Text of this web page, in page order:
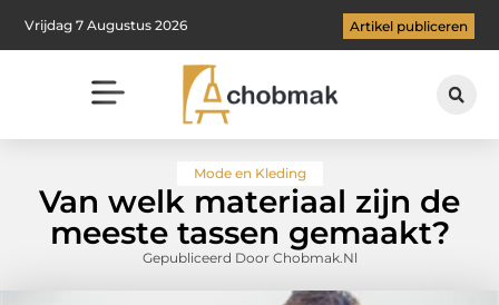
Vrijdag 7 Augustus 2026 Artikel publiceren
Mode en Kleding
Van welk materiaal zijn de
meeste tassen gemaakt?
Gepubliceerd Door Chobmak.nl